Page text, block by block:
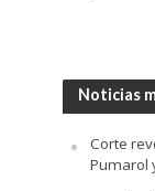
Noticias
Corte
Pumarol